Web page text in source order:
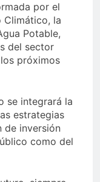
por el
Climático, la
Potable,
del sector
próximos
se integrará la
estrategias
de inversión
como del